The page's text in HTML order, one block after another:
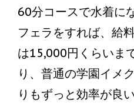
60分コースで水着に
フェラをすれば、給
は15,000円くらいま
り、普通の学園イメ
りもずっと効率が良い